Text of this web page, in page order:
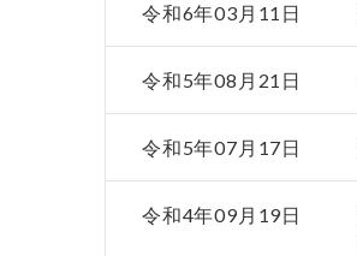
令和6年03月11日
令和5年08月21日
令和5年07月17日
令和4年09月19日